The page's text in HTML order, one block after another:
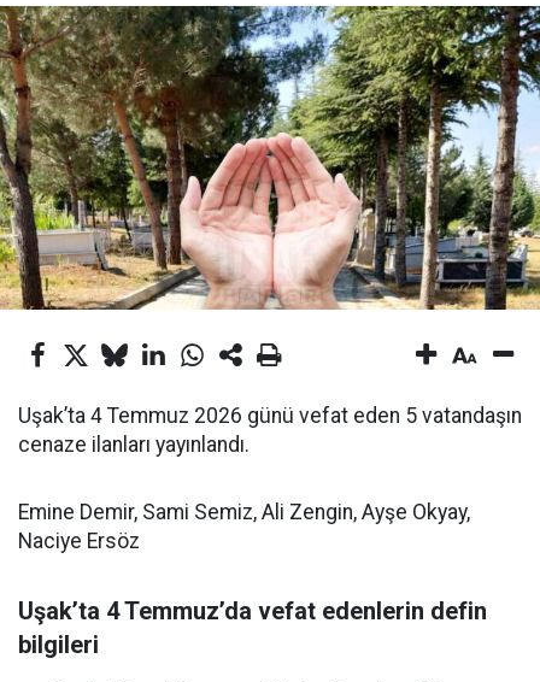
Uşak’ta 4 Temmuz 2026 günü vefat eden 5 vatandaşın
cenaze ilanları yayınlandı.
Emine Demir, Sami Semiz, Ali Zengin, Ayşe Okyay,
Naciye Ersöz
Uşak’ta 4 Temmuz’da vefat edenlerin defin
bilgileri